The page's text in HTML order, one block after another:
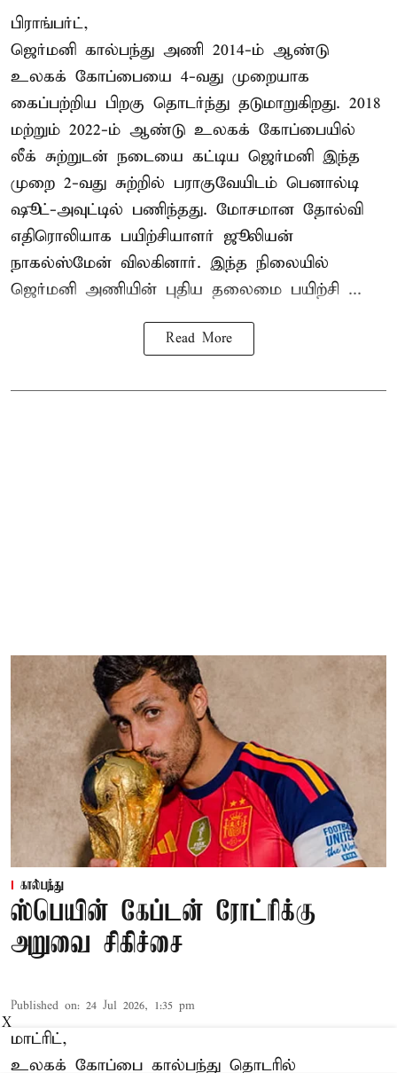
பிராங்பர்ட்,
ஜெர்மனி கால்பந்து அணி 2014-ம் ஆண்டு
உலகக் கோப்பையை 4-வது முறையாக
கைப்பற்றிய பிறகு தொடர்ந்து தடுமாறுகிறது. 2018
மற்றும் 2022-ம் ஆண்டு உலகக் கோப்பையில்
லீக் சுற்றுடன் நடையை கட்டிய ஜெர்மனி இந்த
முறை 2-வது சுற்றில் பராகுவேயிடம் பெனால்டி
ஷூட்-அவுட்டில் பணிந்தது. மோசமான தோல்வி
எதிரொலியாக பயிற்சியாளர் ஜூலியன்
நாகல்ஸ்மேன் விலகினார். இந்த நிலையில்
ஜெர்மனி அணியின் புதிய தலைமை பயிற்சி ...
Read More
கால்பந்து
ஸ்பெயின் கேப்டன் ரோட்ரிக்கு
அறுவை சிகிச்சை
Published on: 24 Jul 2026, 1:35 pm
மாட்ரிட்,
உலகக் கோப்பை கால்பந்து தொடரில்
X